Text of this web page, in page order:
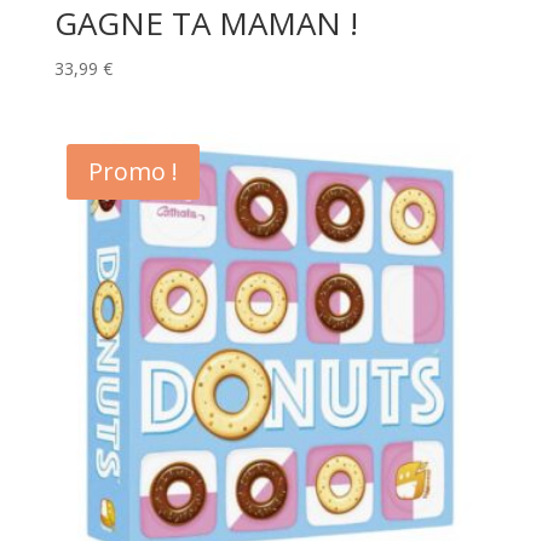
GAGNE TA MAMAN !
33,99 €
Promo !